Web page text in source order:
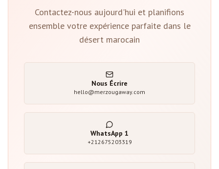
Contactez-nous aujourd'hui et planifions
ensemble votre expérience parfaite dans le
désert marocain
Nous Écrire
hello@merzougaway.com
WhatsApp 1
+212675203319